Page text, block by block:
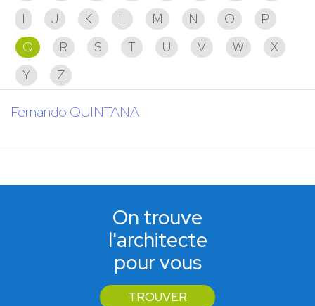
I
J K L M N O
P
Q
R S T U V W
X
Y
Z
Fernando QUINTANA
On trouve
l'architecte
pour vous
TROUVER